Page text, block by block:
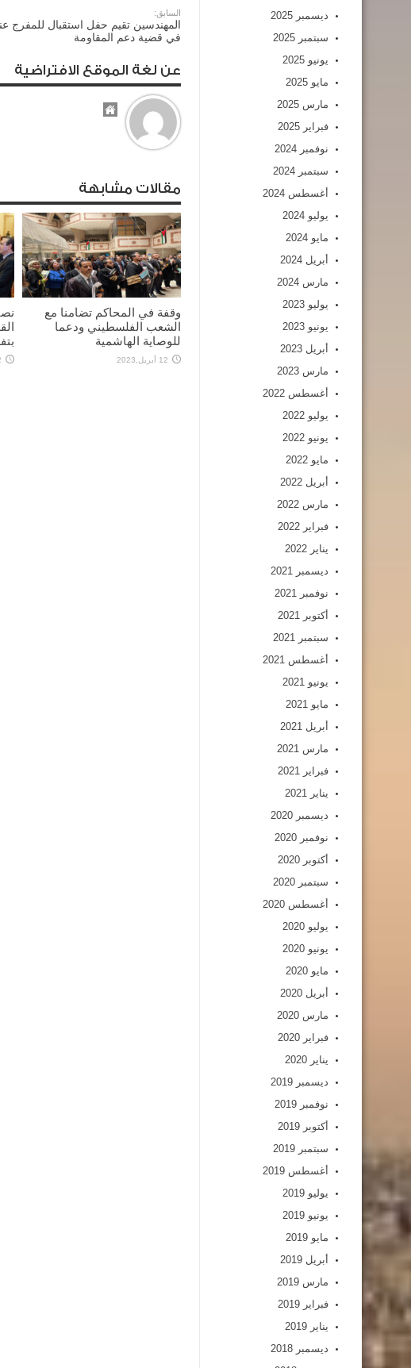
السابق:
المهندسين تقيم حفل استقبال للمفرج
في قضية دعم المقاومة
عن لغة الموقع الافتراضية
مقالات مشابهة
وقفة في المحاكم تضامنا مع
الشعب الفلسطيني ودعما
للوصاية الهاشمية
12 أبريل,2023
ديسمبر 2025
سبتمبر 2025
يونيو 2025
مايو 2025
مارس 2025
فبراير 2025
نوفمبر 2024
سبتمبر 2024
أغسطس 2024
يوليو 2024
مايو 2024
أبريل 2024
مارس 2024
يوليو 2023
يونيو 2023
أبريل 2023
مارس 2023
أغسطس 2022
يوليو 2022
يونيو 2022
مايو 2022
أبريل 2022
مارس 2022
فبراير 2022
يناير 2022
ديسمبر 2021
نوفمبر 2021
أكتوبر 2021
سبتمبر 2021
أغسطس 2021
يونيو 2021
مايو 2021
أبريل 2021
مارس 2021
فبراير 2021
يناير 2021
ديسمبر 2020
نوفمبر 2020
أكتوبر 2020
سبتمبر 2020
أغسطس 2020
يوليو 2020
يونيو 2020
مايو 2020
أبريل 2020
مارس 2020
فبراير 2020
يناير 2020
ديسمبر 2019
نوفمبر 2019
أكتوبر 2019
سبتمبر 2019
أغسطس 2019
يوليو 2019
يونيو 2019
مايو 2019
أبريل 2019
مارس 2019
فبراير 2019
يناير 2019
ديسمبر 2018